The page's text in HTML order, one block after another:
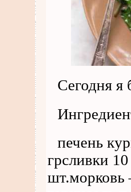
Сегодня я
печень
грсливки